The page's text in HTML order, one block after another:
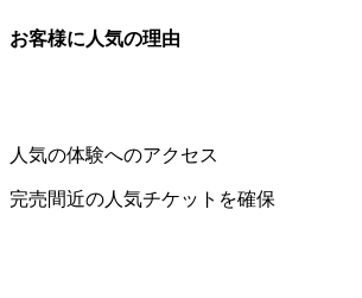
お客様に人気の理由
人気の体験へのアクセス
完売間近の人気チケットを確保